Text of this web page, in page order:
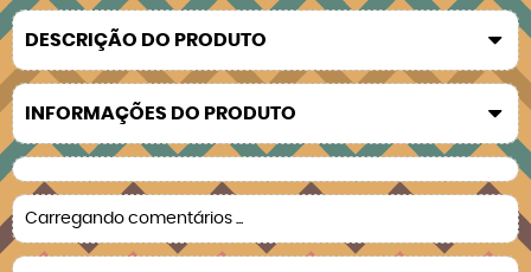
DESCRIÇÃO DO PRODUTO
INFORMAÇÕES DO PRODUTO
Carregando comentários ...